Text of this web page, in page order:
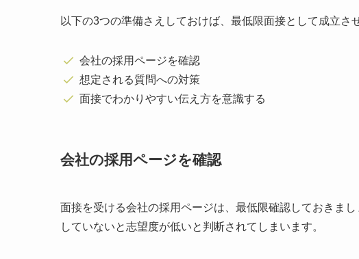
以下の3つの準備さえしておけば、最低限面接として成立さ
会社の採用ページを確認
想定される質問への対策
面接でわかりやすい伝え方を意識する
会社の採用ページを確認
面接を受ける会社の採用ページは、最低限確認しておきま
していないと志望度が低いと判断されてしまいます。